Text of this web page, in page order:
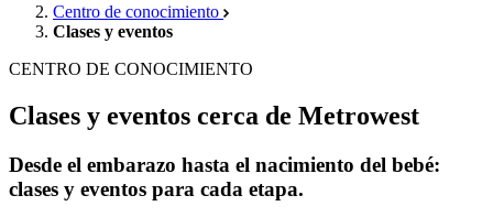
Centro de conocimiento
Clases y eventos
CENTRO DE CONOCIMIENTO
Clases y eventos cerca de Metrowest
Desde el embarazo hasta el nacimiento del bebé:
clases y eventos para cada etapa.